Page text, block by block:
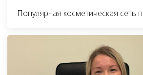
Популярная косметическая сеть